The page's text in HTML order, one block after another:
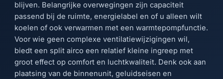
blijven. Belangrijke overwegingen zijn capaciteit
passend bij de ruimte, energielabel en of u alleen wilt
koelen of ook verwarmen met een warmtepompfunctie.
Voor wie geen complexe ventilatiewijzigingen wil,
biedt een split airco een relatief kleine ingreep met
groot effect op comfort en luchtkwaliteit. Denk ook aan
plaatsing van de binnenunit, geluidseisen en